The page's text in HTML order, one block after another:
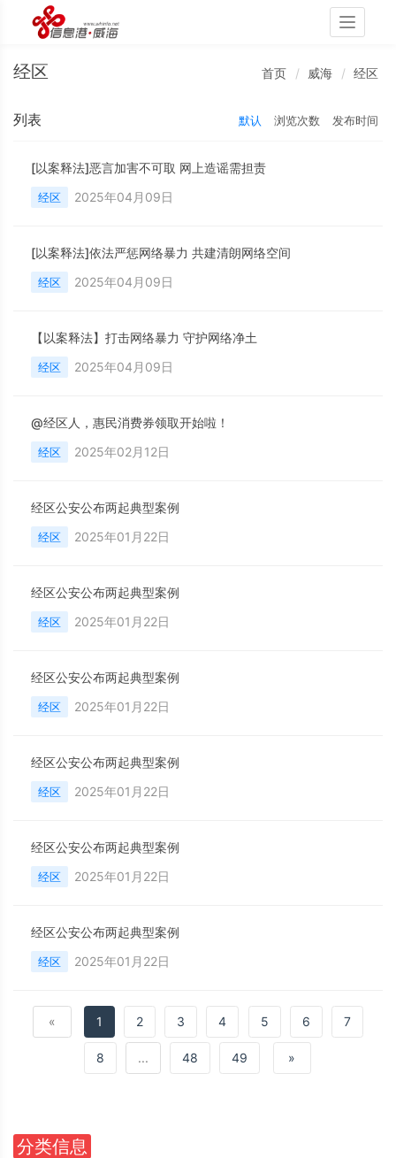
Toggle
经区 首页 威海 经区
列表 默认 浏览次数 发布时间
[以案释法]恶言加害不可取 网上造谣需担责
经区 2025年04月09日
[以案释法]依法严惩网络暴力 共建清朗网络空间
经区 2025年04月09日
【以案释法】打击网络暴力 守护网络净土
经区 2025年04月09日
@经区人，惠民消费券领取开始啦！
经区 2025年02月12日
经区公安公布两起典型案例
经区 2025年01月22日
经区公安公布两起典型案例
经区 2025年01月22日
经区公安公布两起典型案例
经区 2025年01月22日
经区公安公布两起典型案例
经区 2025年01月22日
经区公安公布两起典型案例
经区 2025年01月22日
经区公安公布两起典型案例
经区 2025年01月22日
« 1 2 3 4 5 6 7
8 ... 48 49 »
分类信息